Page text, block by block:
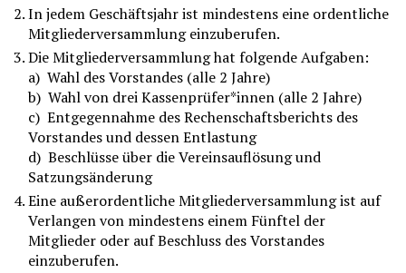
In jedem Geschäftsjahr ist mindestens eine ordentliche
Mitgliederversammlung einzuberufen.
Die Mitgliederversammlung hat folgende Aufgaben:
a) Wahl des Vorstandes (alle 2 Jahre)
b) Wahl von drei Kassenprüfer*innen (alle 2 Jahre)
c) Entgegennahme des Rechenschaftsberichts des
Vorstandes und dessen Entlastung
d) Beschlüsse über die Vereinsauflösung und
Satzungsänderung
Eine außerordentliche Mitgliederversammlung ist auf
Verlangen von mindestens einem Fünftel der
Mitglieder oder auf Beschluss des Vorstandes
einzuberufen.